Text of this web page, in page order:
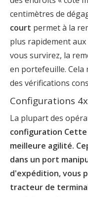
centimètres de
court permet à la
plus rapidement
vous survirez, la
en portefeuille. Cela
des vérifications
Configurations
La plupart des
configuration
meilleure agilité.
dans un port
d'expédition, vous
tracteur de